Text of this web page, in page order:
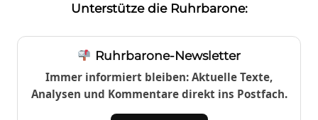
Unterstütze die Ruhrbarone:
Ruhrbarone-Newsletter
Immer informiert bleiben: Aktuelle Texte,
Analysen und Kommentare direkt ins Postfach.